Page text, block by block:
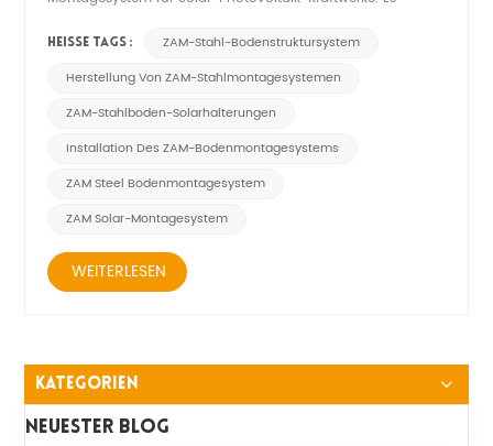
Korrosionsbeständigkeit und Festigkeit aufweist. Das System
eignet sich für eine Vielzahl von Gelände- und
Bodenbedingungen und kann individuell an die...
HEISSE TAGS :
ZAM-Stahl-Bodenstruktursystem
Herstellung Von ZAM-Stahlmontagesystemen
ZAM-Stahlboden-Solarhalterungen
Installation Des ZAM-Bodenmontagesystems
ZAM Steel Bodenmontagesystem
ZAM Solar-Montagesystem
WEITERLESEN
Kategorien
Neuester Blog